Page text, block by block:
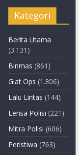
Kategori
Berita Utama
(3.131)
Binmas (861)
Giat Ops (1.806)
Lalu Lintas (144)
Lensa Polisi (221)
Mitra Polisi (606)
Peristiwa (763)